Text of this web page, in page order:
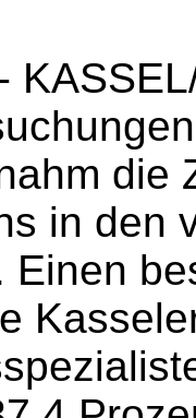
die
in den
Einen